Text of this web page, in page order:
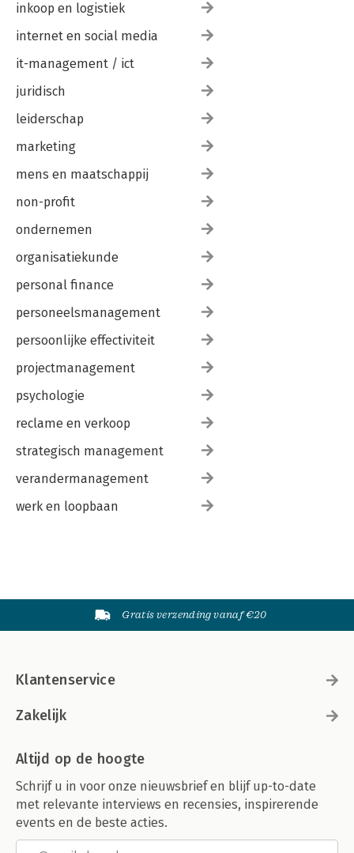
inkoop en logistiek
internet en social media
it-management / ict
juridisch
leiderschap
marketing
mens en maatschappij
non-profit
ondernemen
organisatiekunde
personal finance
personeelsmanagement
persoonlijke effectiviteit
projectmanagement
psychologie
reclame en verkoop
strategisch management
verandermanagement
werk en loopbaan
Gratis verzending vanaf €20
Klantenservice
Zakelijk
Altijd op de hoogte
Schrijf u in voor onze nieuwsbrief en blijf up-to-date
met relevante interviews en recensies, inspirerende
events en de beste acties.